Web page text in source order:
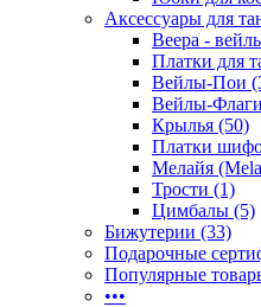
Аксессуары для
Веера -
Платки для
Вейлы-Пои
Вейлы-
Крылья (50)
Платки
Мелайя
Трости (1)
Цимбалы (5)
Бижутерии (33)
Подарочные
Популярные
•••